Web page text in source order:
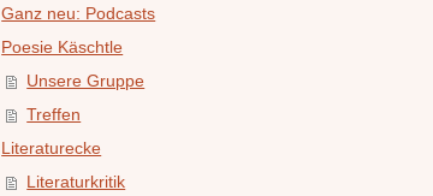
Ganz neu: Podcasts
Poesie Käschtle
Unsere Gruppe
Treffen
Literaturecke
Literaturkritik